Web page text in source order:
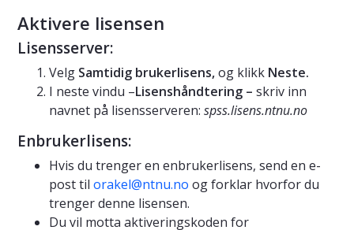
Aktivere lisensen
Lisensserver:
Velg Samtidig brukerlisens,og klikk Neste.
I neste vindu –Lisenshåndtering – skriv inn
navnet på lisensserveren: spss.lisens.ntnu.no
Enbrukerlisens:
Hvis du trenger en enbrukerlisens, send en e-
post til orakel@ntnu.no og forklar hvorfor du
trenger denne lisensen.
Du vil motta aktiveringskoden for